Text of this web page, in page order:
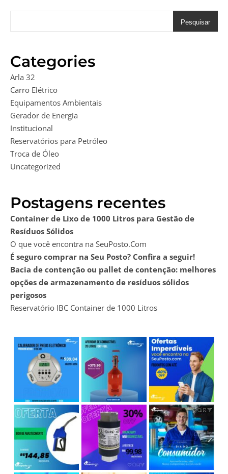
Pesquisar
Categories
Arla 32
Carro Elétrico
Equipamentos Ambientais
Gerador de Energia
Institucional
Reservatórios para Petróleo
Troca de Óleo
Uncategorized
Postagens recentes
Container de Lixo de 1000 Litros para Gestão de
Resíduos Sólidos
O que você encontra na SeuPosto.Com
É seguro comprar na Seu Posto? Confira a seguir!
Bacia de contenção ou pallet de contenção: melhores
opções de armazenamento de resíduos sólidos
perigosos
Reservatório IBC Container de 1000 Litros